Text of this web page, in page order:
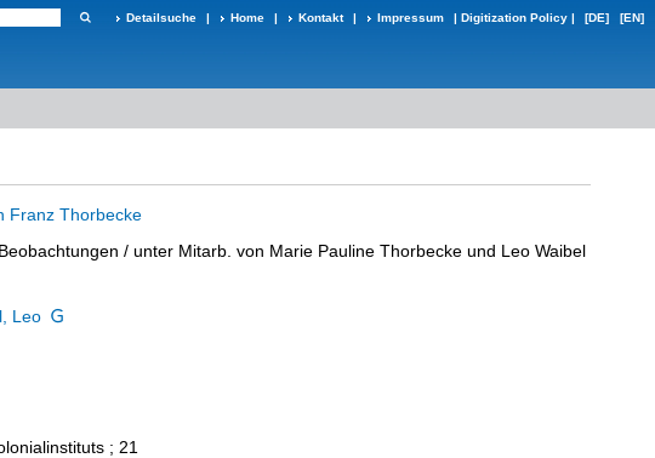
Detailsuche | Home | Kontakt | Impressum | Digitization Policy | [DE] [EN]
Franz Thorbecke
/ unter Mitarb. von Marie Pauline Thorbecke und Leo Waibel
Leo
; 21